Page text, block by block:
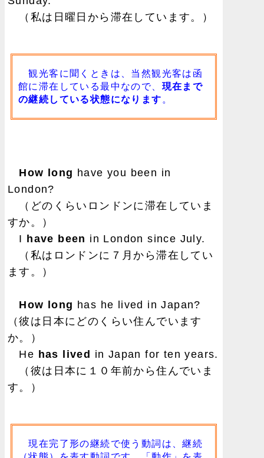
（私は日曜日から滞在しています。）
観光客に聞くときは、当然観光客は函
館に滞在している最中なので、 現在まで
の継続している状態になります 。
How long have you been in
London?
（どのくらいロンドンに滞在していま
すか。）
I have been in London since July.
（私はロンドンに７月から滞在してい
ます。）
How long has he lived in Japan?
（彼は日本にどのくらい住んでいます
か。）
He has lived in Japan for ten years.
（彼は日本に１０年前から住んでいま
す。）
現在完了形の継続で使う動詞は、継続